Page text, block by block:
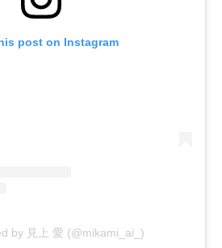
post on Instagram
by 見上 愛 (@mikami_ai_)